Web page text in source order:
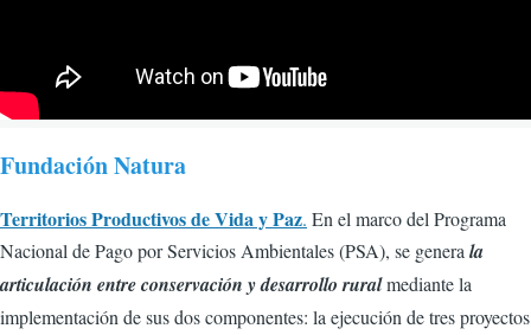
Fundación Natura
Territorios Productivos de Vida y Paz. En el marco del Programa
Nacional de Pago por Servicios Ambientales (PSA), se generala
articulación entre conservación y desarrollo ruralmediante la
implementación de sus dos componentes: la ejecución de tres proyectos